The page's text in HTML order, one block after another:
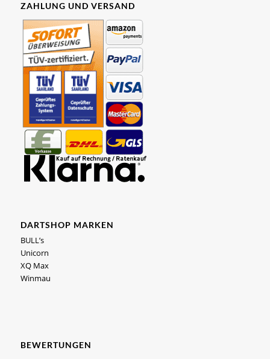
ZAHLUNG UND VERSAND
DARTSHOP MARKEN
BULL’s
Unicorn
XQ Max
Winmau
BEWERTUNGEN